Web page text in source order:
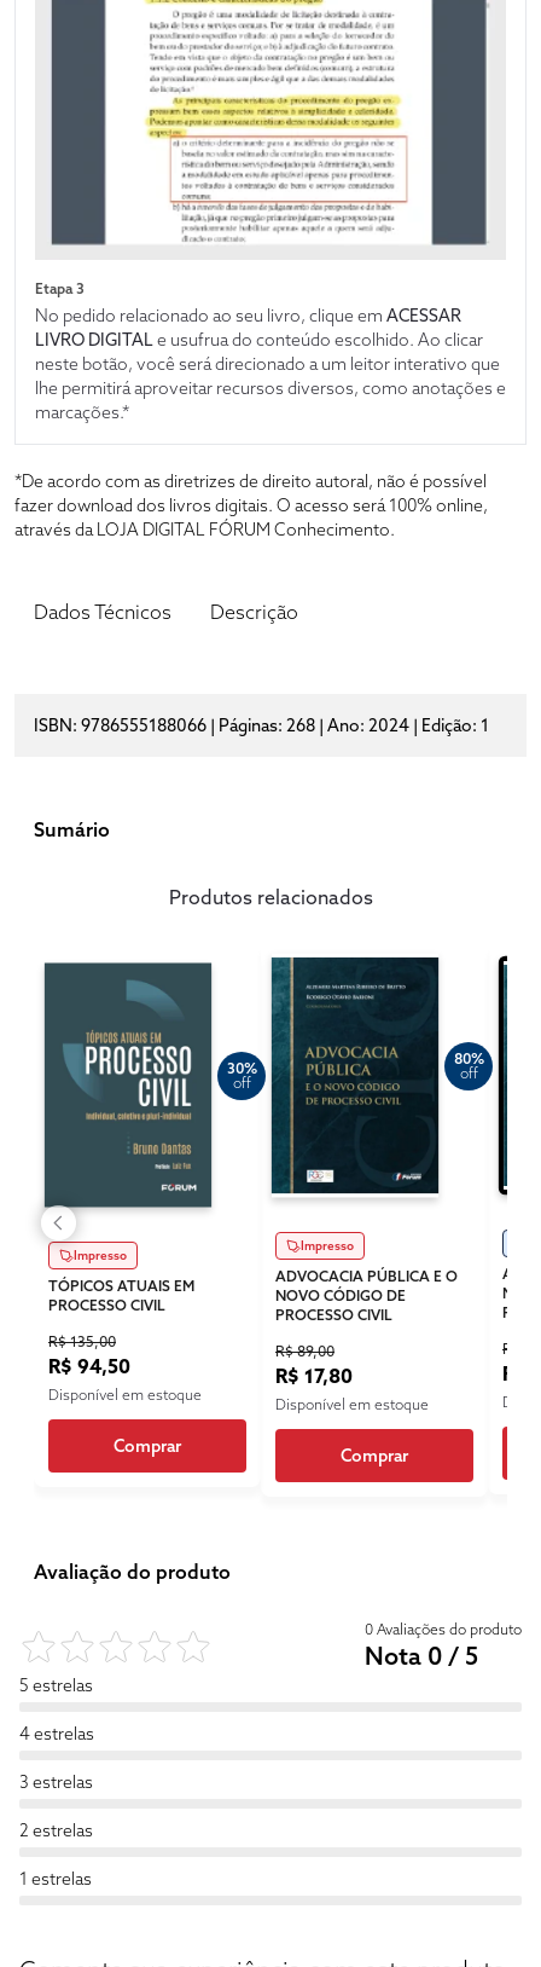
Etapa 3
No pedido relacionado ao seu livro, clique em ACESSAR
LIVRO DIGITALe usufrua do conteúdo escolhido. Ao clicar
neste botão, você será direcionado a um leitor interativo que
lhe permitirá aproveitar recursos diversos, como anotações e
marcações.*
*De acordo com as diretrizes de direito autoral, não é possível
fazer download dos livros digitais. O acesso será 100% online,
através da LOJA DIGITAL FÓRUM Conhecimento.
Dados Técnicos Descrição
ISBN: 9786555188066 | Páginas: 268 | Ano: 2024 | Edição: 1
Sumário
Produtos relacionados
30%
off
Impresso
TÓPICOS ATUAIS EM
PROCESSO CIVIL
R$ 135,00
R$ 94,50
Disponível em estoque
Comprar
80%
off
Impresso
ADVOCACIA PÚBLICA E O
NOVO CÓDIGO DE
PROCESSO CIVIL
R$ 89,00
R$ 17,80
Disponível em estoque
Comprar
R$
R$
Avaliação do produto
0 Avaliações do produto
Nota 0 / 5
5 estrelas
4 estrelas
3 estrelas
2 estrelas
1 estrelas